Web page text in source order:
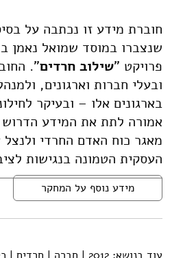
חוברת מידע זו נכתבה על
שנצברו במוסד שמואל נאמן
פרויקט "שילוב חרדים".
ובעלי חברות וארגונים,
בארגונים אלו – ובעיקר
אמורה לתת את המידע הדרוש
מאגר כוח האדם החרדי
העסקית הטמונה בנגישות
מידע נוסף על המחקר